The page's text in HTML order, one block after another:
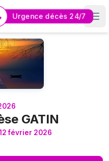
Urgence décès 24/7
GATIN
février 2026